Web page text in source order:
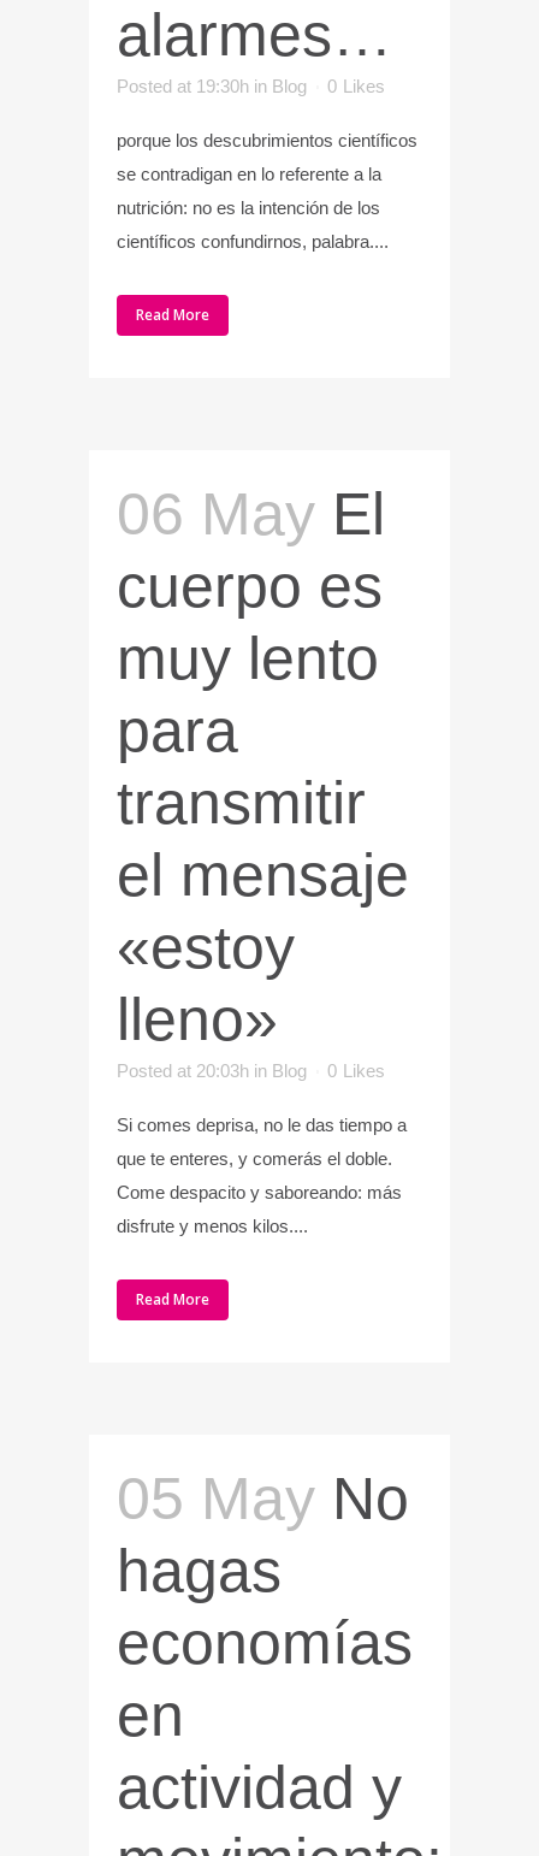
alarmes…
Posted at 19:30h in Blog 0 Likes
porque los descubrimientos científicos
se contradigan en lo referente a la
nutrición: no es la intención de los
científicos confundirnos, palabra....
Read More
06 May El
cuerpo es
muy lento
para
transmitir
el mensaje
«estoy
lleno»
Posted at 20:03h in Blog 0 Likes
Si comes deprisa, no le das tiempo a
que te enteres, y comerás el doble.
Come despacito y saboreando: más
disfrute y menos kilos....
Read More
05 May No
hagas
economías
en
actividad y